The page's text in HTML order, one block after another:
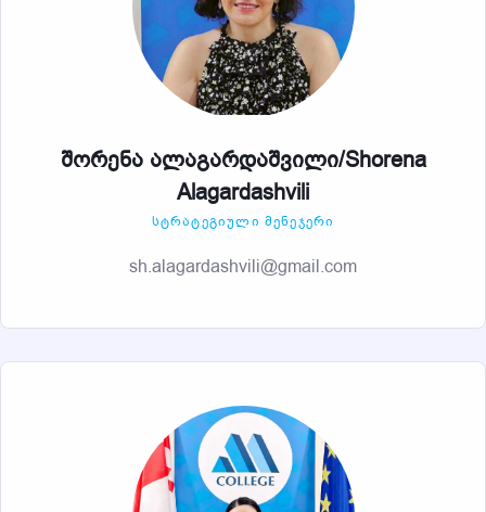
შორენა ალაგარდაშვილი/Shorena
Alagardashvili
ᲡᲢᲠᲐᲢᲔᲒᲘᲣᲚᲘ ᲛᲔᲜᲔᲯᲔᲠᲘ
sh.alagardashvili@gmail.com